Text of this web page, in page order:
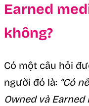
Earned
không?
Có một câu hỏi
người đó là: “Có
Owned và Earned